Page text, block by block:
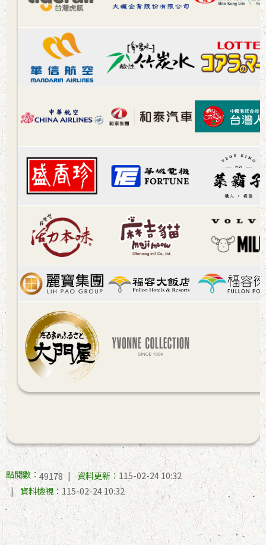
點閱數： 49178 資料更新：115-02-24 10:32
資料檢視： 115-02-24 10:32